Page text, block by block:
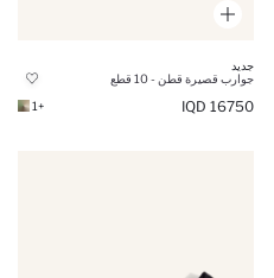
جديد
جوارب قصيرة قطن - 10 قطع
16750 IQD
+1